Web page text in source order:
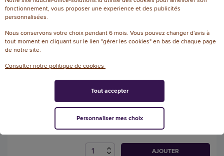
EN STOCK, LIVRÉ EN 24/48H
carte 180 g - A4 maxi - 12
onglets - FIDUCIAL
Référence : 191554
2,35 € HT
(2,75 € TTC)
EN STOCK, LIVRÉ EN 24/48H
AJOUTER
fonctionnement, vous proposer une experience et des publicités
personnalisées.
Nous conservons votre choix pendant 6 mois. Vous pouvez changer d'avis à
tout moment en cliquant sur le lien "gérer les cookies" en bas de chaque page
de notre site.
Consulter notre politique de cookies
Personnaliser mes choix
Tout accepter